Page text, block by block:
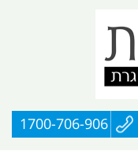
1700-706-906